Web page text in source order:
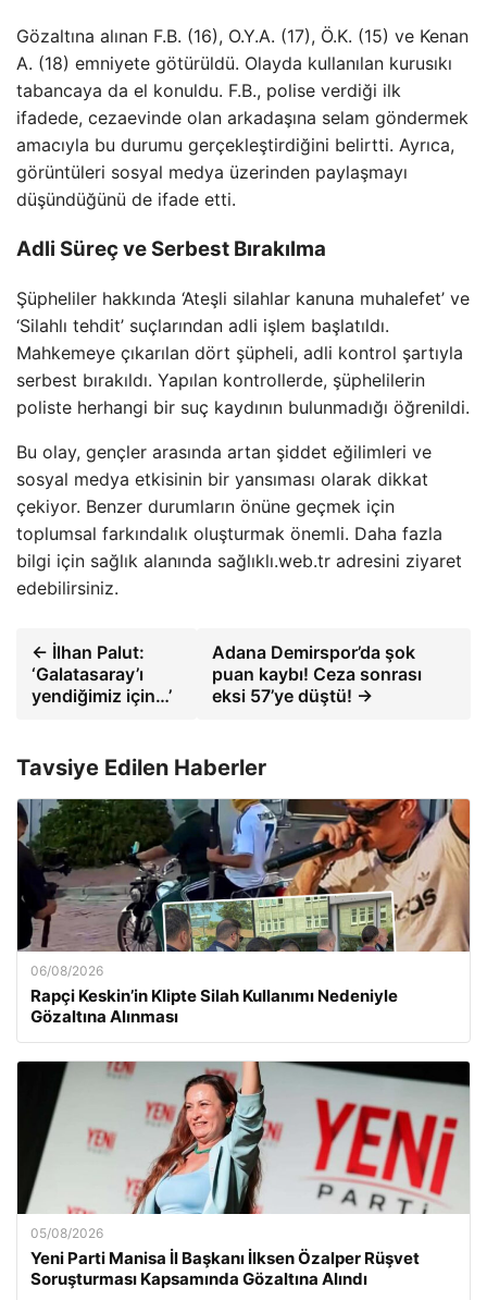
Gözaltına alınan F.B. (16), O.Y.A. (17), Ö.K. (15) ve Kenan
A. (18) emniyete götürüldü. Olayda kullanılan kurusıkı
tabancaya da el konuldu. F.B., polise verdiği ilk
ifadede, cezaevinde olan arkadaşına selam göndermek
amacıyla bu durumu gerçekleştirdiğini belirtti. Ayrıca,
görüntüleri sosyal medya üzerinden paylaşmayı
düşündüğünü de ifade etti.
Adli Süreç ve Serbest Bırakılma
Şüpheliler hakkında ‘Ateşli silahlar kanuna muhalefet’ ve
‘Silahlı tehdit’ suçlarından adli işlem başlatıldı.
Mahkemeye çıkarılan dört şüpheli, adli kontrol şartıyla
serbest bırakıldı. Yapılan kontrollerde, şüphelilerin
poliste herhangi bir suç kaydının bulunmadığı öğrenildi.
Bu olay, gençler arasında artan şiddet eğilimleri ve
sosyal medya etkisinin bir yansıması olarak dikkat
çekiyor. Benzer durumların önüne geçmek için
toplumsal farkındalık oluşturmak önemli. Daha fazla
bilgi için sağlık alanında sağlıklı.web.tr adresini ziyaret
edebilirsiniz.
← İlhan Palut:
‘Galatasaray’ı
yendiğimiz için…’
Adana Demirspor’da şok
puan kaybı! Ceza sonrası
eksi 57’ye düştü! →
Tavsiye Edilen Haberler
06/08/2026
Rapçi Keskin’in Klipte Silah Kullanımı Nedeniyle
Gözaltına Alınması
05/08/2026
Yeni Parti Manisa İl Başkanı İlksen Özalper Rüşvet
Soruşturması Kapsamında Gözaltına Alındı